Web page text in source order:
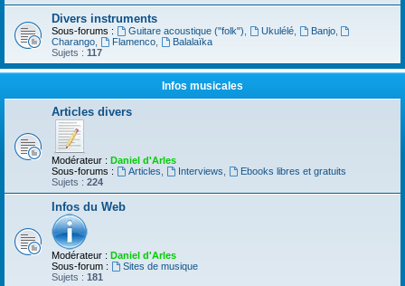
Divers instruments
Sous-forums : Guitare acoustique ("folk") Ukulélé, Banjo,
Charango
Flamenco,
Balalaïka
Sujets : 117
Infos musicales
Articles divers
Modérateur : Daniel d'Arles
Sous-forums :
Articles Interviews
Ebooks libres et gratuits
Sujets : 224
Infos du Web
Modérateur : Daniel d'Arles
Sous-forum :
Sites de musique
Sujets : 181